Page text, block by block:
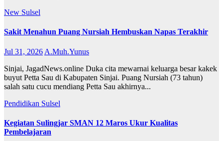
New Sulsel
Sakit Menahun Puang Nursiah Hembuskan Napas Terakhir
Jul 31, 2026 A.Muh.Yunus
Sinjai, JagadNews.online Duka cita mewarnai keluarga besar kakek
buyut Petta Sau di Kabupaten Sinjai. Puang Nursiah (73 tahun)
salah satu cucu mendiang Petta Sau akhirnya...
Pendidikan Sulsel
Kegiatan Sulingjar SMAN 12 Maros Ukur Kualitas
Pembelajaran